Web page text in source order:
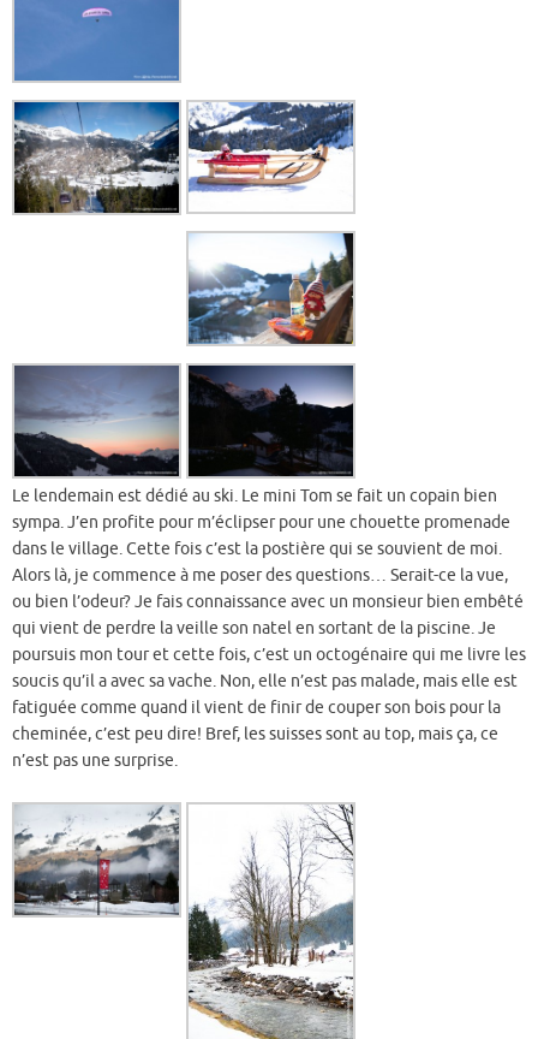
Le lendemain est dédié au ski. Le mini Tom se fait un copain bien
sympa. J’en profite pour m’éclipser pour une chouette promenade
dans le village. Cette fois c’est la postière qui se souvient de moi.
Alors là, je commence à me poser des questions… Serait-ce la vue,
ou bien l’odeur? Je fais connaissance avec un monsieur bien embêté
qui vient de perdre la veille son natel en sortant de la piscine. Je
poursuis mon tour et cette fois, c’est un octogénaire qui me livre les
soucis qu’il a avec sa vache. Non, elle n’est pas malade, mais elle est
fatiguée comme quand il vient de finir de couper son bois pour la
cheminée, c’est peu dire! Bref, les suisses sont au top, mais ça, ce
n’est pas une surprise.